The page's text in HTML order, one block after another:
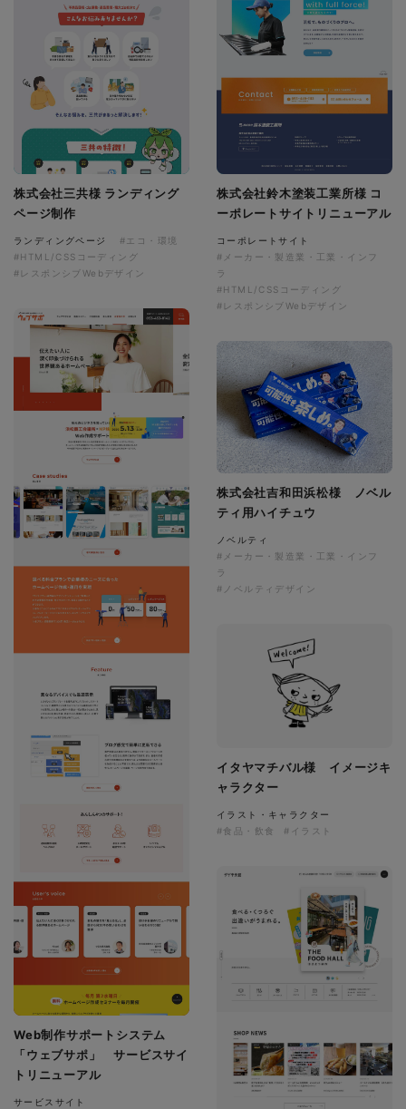
株式会社三共様 ランディング
ページ制作
ランディングページ
#エコ・環境
#HTML/CSSコーディング
#レスポンシブWebデザイン
株式会社鈴木塗装工業所様 コ
ーポレートサイトリニューアル
コーポレートサイト
#メーカー・製造業・工業・インフ
ラ
#HTML/CSSコーディング
#レスポンシブWebデザイン
Web制作サポートシステム
「ウェブサポ」 サービスサイ
トリニューアル
サービスサイト
株式会社吉和田浜松様 ノベル
ティ用ハイチュウ
ノベルティ
#メーカー・製造業・工業・インフ
ラ
#ノベルティデザイン
イタヤマチバル様 イメージキ
ャラクター
イラスト・キャラクター
#食品・飲食
#イラスト